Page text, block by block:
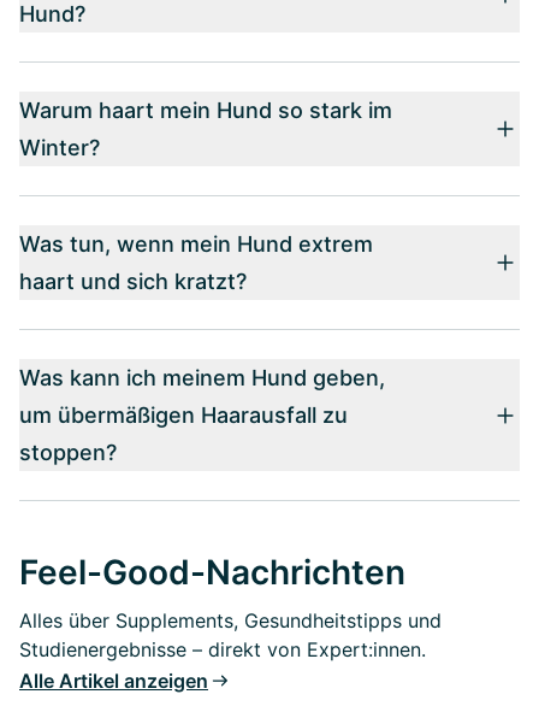
Hund?
Warum haart mein Hund so stark im
Winter?
Was tun, wenn mein Hund extrem
haart und sich kratzt?
Was kann ich meinem Hund geben,
um übermäßigen Haarausfall zu
stoppen?
Feel-Good-Nachrichten
Alles über Supplements, Gesundheitstipps und
Studienergebnisse – direkt von Expert:innen.
Alle Artikel anzeigen